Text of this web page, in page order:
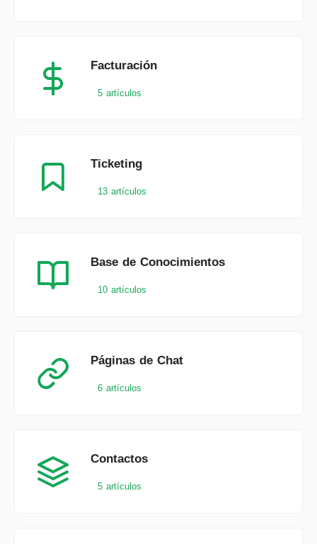
Facturación
5 artículos
Ticketing
13 artículos
Base de Conocimientos
10 artículos
Páginas de Chat
6 artículos
Contactos
5 artículos